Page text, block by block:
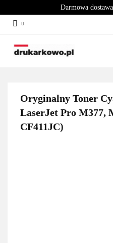
Darmowa
Oryginalny Toner
LaserJet Pro M377,
CF411JC)